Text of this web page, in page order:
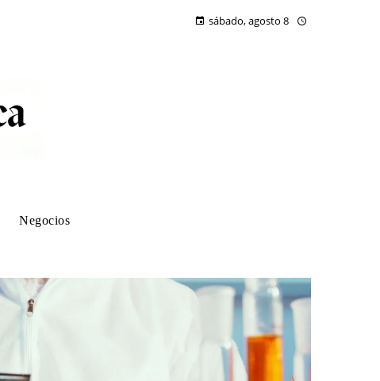
sábado, agosto 8
Negocios